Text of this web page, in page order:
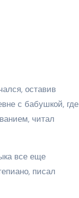
оставив
с бабушкой, где
читал
все еще
писал